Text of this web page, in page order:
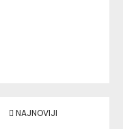
NAJNOVIJI